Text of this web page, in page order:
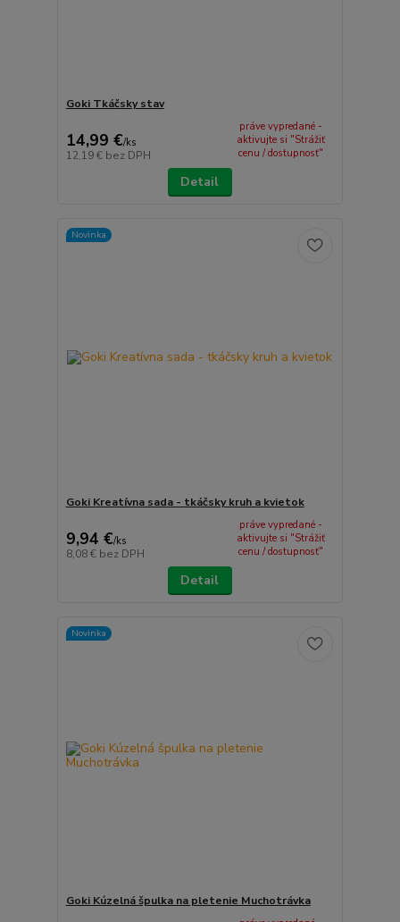
Goki Tkáčsky stav
14,99 €/ks
12,19 € bez DPH
práve vypredané -
aktivujte si "Strážiť
cenu / dostupnosť"
Detail
Novinka
Goki Kreatívna sada - tkáčsky kruh a kvietok
9,94 €/ks
8,08 € bez DPH
práve vypredané -
aktivujte si "Strážiť
cenu / dostupnosť"
Detail
Novinka
Goki Kúzelná špulka na pletenie Muchotrávka